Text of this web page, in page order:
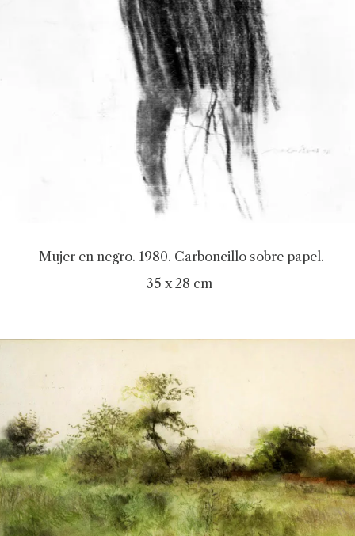
Mujer en negro. 1980. Carboncillo sobre papel.
35 x 28 cm